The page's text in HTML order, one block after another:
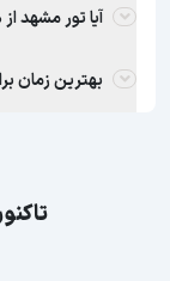
آیا تور مشهد
بهترین زمان